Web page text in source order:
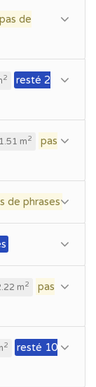
pas de
2
resté 2
m2
pas
de phrases
m2
pas
2
resté 10